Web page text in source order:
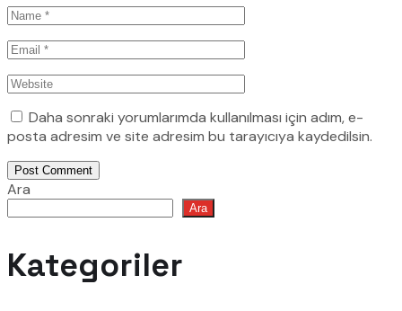
Daha sonraki yorumlarımda kullanılması için adım, e-
posta adresim ve site adresim bu tarayıcıya kaydedilsin.
Post Comment
Ara
Ara
Kategoriler